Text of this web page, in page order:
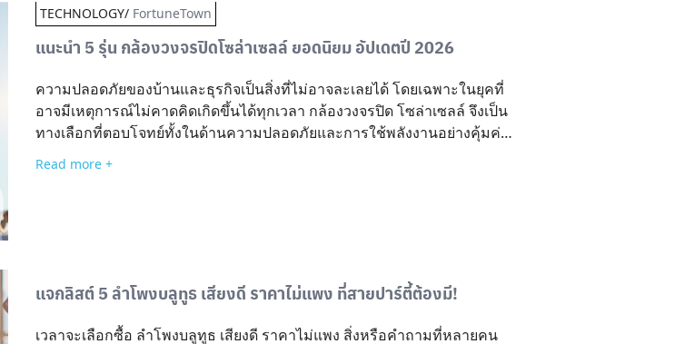
TECHNOLOGY/ FortuneTown
แนะนำ 5 รุ่น กล้องวงจรปิดโซล่าเซลล์ ยอดนิยม อัปเดตปี 2026
ความปลอดภัยของบ้านและธุรกิจเป็นสิ่งที่ไม่อาจละเลยได้ โดยเฉพาะในยุคที่
อาจมีเหตุการณ์ไม่คาดคิดเกิดขึ้นได้ทุกเวลา กล้องวงจรปิด โซล่าเซลล์ จึงเป็น
ทางเลือกที่ตอบโจทย์ทั้งในด้านความปลอดภัยและการใช้พลังงานอย่างคุ้มค่า
อย่างไรก็ตาม ก่อนตัดสินใจเลือกติดตั้ง การศึกษาข้อมูลถือเป็นขั้นตอนสำคัญ
เพื่ออำนวยความสะดวกในการตัดสินใจ เราจะพาไปทำความรู้จักกับ “5 รุ่น
โจทย์ด้านพลังงานและความสะดวกในการติดตั้ง สำหรับผู้ที่กำลังพิจารณาจะ
ลงทุนติดตั้งกล้องวงจรปิดชนิดนี้ นี่คือเหตุผลสำคัญที่ควรให้ความสนใจ
ประหยัดพลังงานและค่าไฟฟ้าใช้พลังงานจากแสงอาทิตย์ เหมาะกับผู้ที่ต้องการ
Read more +
แจกลิสต์ 5 ลําโพงบลูทูธ เสียงดี ราคาไม่แพง ที่สายปาร์ตี้ต้องมี!
เวลาจะเลือกซื้อ ลําโพงบลูทูธ เสียงดี ราคาไม่แพง สิ่งหรือคำถามที่หลายคน